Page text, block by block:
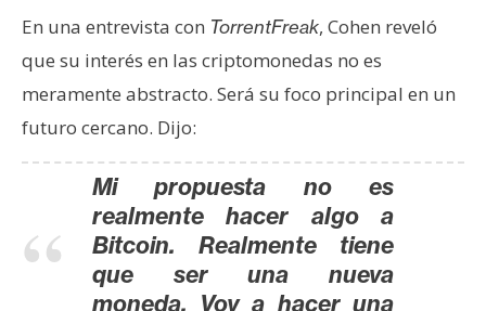
u
r
s
o
C
En una entrevista con TorrentFreak, Cohen reveló
que su interés en las criptomonedas no es
meramente abstracto. Será su foco principal en un
futuro cercano. Dijo:
Mi propuesta no es
realmente hacer algo a
Bitcoin. Realmente tiene
que ser una nueva
moneda. Voy a hacer una